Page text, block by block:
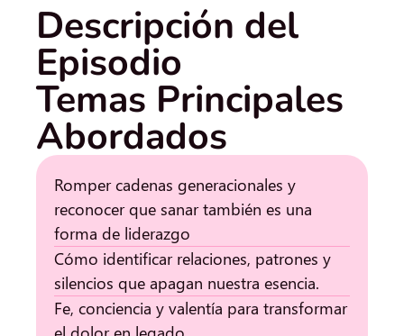
Descripción del
Episodio
Temas Principales
Abordados
Romper cadenas generacionales y
reconocer que sanar también es una
forma de liderazgo
Cómo identificar relaciones, patrones y
silencios que apagan nuestra esencia.
Fe, conciencia y valentía para transformar